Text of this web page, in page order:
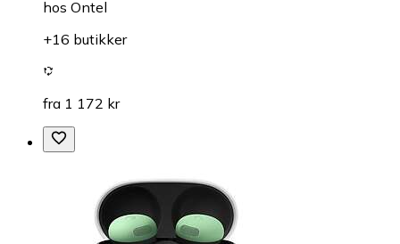
hos Ontel
+16 butikker
fra 1 172 kr